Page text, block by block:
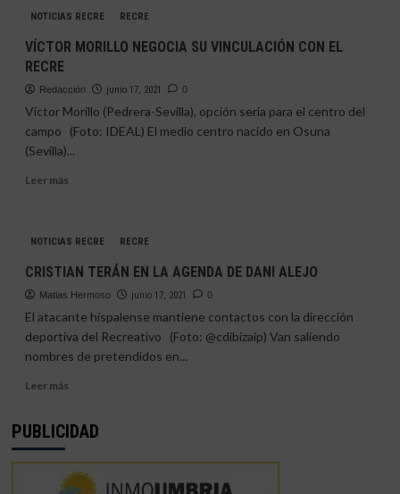
TERÁN
SER
PRIMER
FICHAJE
LA
«ERA
NOTICIAS RECRE RECRE
VÍCTOR MORILLO NEGOCIA SU VINCULACIÓN CON EL
RECRE
Redacción junio 17, 2021 0
Víctor Morillo (Pedrera-Sevilla), opción seria para el centro del
campo (Foto: IDEAL) El medio centro nacido en Osuna
(Sevilla)...
Leer másLeer
MORILLO
NEGOCIA
SU
VINCULACIÓN
CON
NOTICIAS RECRE RECRE
CRISTIAN TERÁN EN LA AGENDA DE DANI ALEJO
Matias Hermoso junio 17, 2021 0
El atacante hispalense mantiene contactos con la dirección
deportiva del Recreativo (Foto: @cdibizaip) Van saliendo
nombres de pretendidos en...
Leer másLeer
CRISTIAN
EN
LA
PUBLICIDAD